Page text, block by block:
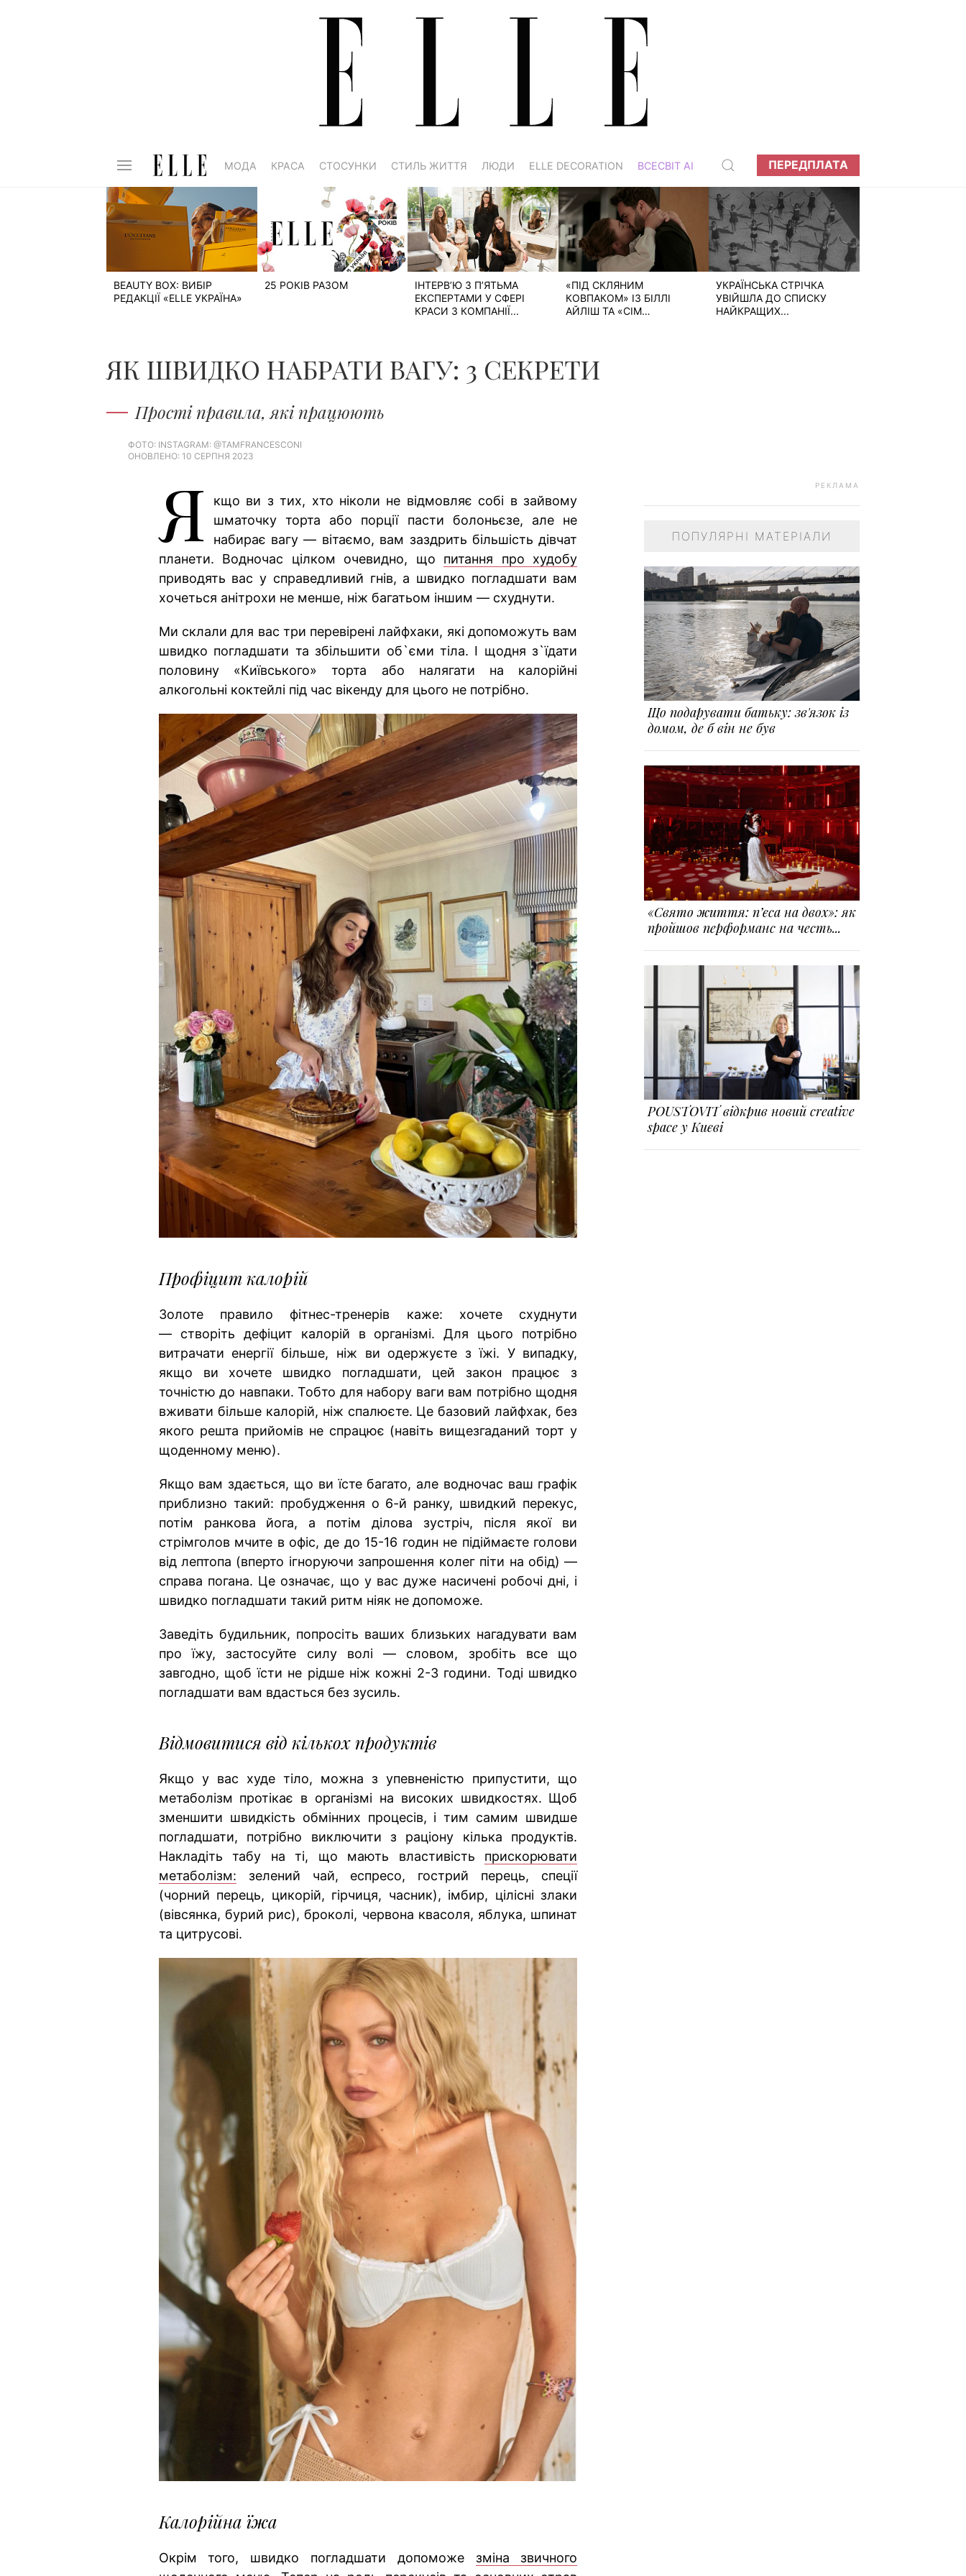
МОДА КРАСА СТОСУНКИ СТИЛЬ ЖИТТЯ ЛЮДИ ELLE DECORATION ВСЕСВІТ АІ ПЕРЕДПЛАТА
BEAUTY BOX: ВИБІР
РЕДАКЦІЇ «ELLE УКРАЇНА»
25 РОКІВ РАЗОМ
ІНТЕРВ’Ю З П’ЯТЬМА
ЕКСПЕРТАМИ У СФЕРІ
КРАСИ З КОМПАНІЇ...
«ПІД СКЛЯНИМ
КОВПАКОМ» ІЗ БІЛЛІ
АЙЛІШ ТА «СІМ
УКРАЇНСЬКА СТРІЧКА
УВІЙШЛА ДО СПИСКУ
НАЙКРАЩИХ...
ЯК ШВИДКО НАБРАТИ ВАГУ: 3 СЕКРЕТИ
Прості правила, які працюють
ФОТО: ​​​​INSTAGRAM: @TAMFRANCESCONI
ОНОВЛЕНО: 10 СЕРПНЯ 2023
Я
кщо ви з тих, хто ніколи не відмовляє собі в зайвому
шматочку торта або порції пасти болоньєзе, але не
набирає вагу — вітаємо, вам заздрить більшість дівчат
планети. Водночас цілком очевидно, що питання про худобу
приводять вас у справедливий гнів, а швидко погладшати вам
хочеться анітрохи не менше, ніж багатьом іншим — схуднути.
Ми склали для вас три перевірені лайфхаки, які допоможуть вам
швидко погладшати та збільшити об`єми тіла. І щодня з`їдати
половину «Київського» торта або налягати на калорійні
алкогольні коктейлі під час вікенду для цього не потрібно.
Профіцит калорій
Золоте правило фітнес-тренерів каже: хочете схуднути
— створіть дефіцит калорій в організмі. Для цього потрібно
витрачати енергії більше, ніж ви одержуєте з їжі. У випадку,
якщо ви хочете швидко погладшати, цей закон працює з
точністю до навпаки. Тобто для набору ваги вам потрібно щодня
вживати більше калорій, ніж спалюєте. Це базовий лайфхак, без
якого решта прийомів не спрацює (навіть вищезгаданий торт у
щоденному меню).
Якщо вам здається, що ви їсте багато, але водночас ваш графік
приблизно такий: пробудження о 6-й ранку, швидкий перекус,
потім ранкова йога, а потім ділова зустріч, після якої ви
стрімголов мчите в офіс, де до 15-16 годин не підіймаєте голови
від лептопа (вперто ігноруючи запрошення колег піти на обід) —
справа погана. Це означає, що у вас дуже насичені робочі дні, і
швидко погладшати такий ритм ніяк не допоможе.
Заведіть будильник, попросіть ваших близьких нагадувати вам
про їжу, застосуйте силу волі — словом, зробіть все що
завгодно, щоб їсти не рідше ніж кожні 2-3 години. Тоді швидко
погладшати вам вдасться без зусиль.
Відмовитися від кількох продуктів
Якщо у вас худе тіло, можна з упевненістю припустити, що
метаболізм протікає в організмі на високих швидкостях. Щоб
зменшити швидкість обмінних процесів, і тим самим швидше
погладшати, потрібно виключити з раціону кілька продуктів.
Накладіть табу на ті, що мають властивість прискорювати
метаболізм: зелений чай, еспресо, гострий перець, спеції
(чорний перець, цикорій, гірчиця, часник), імбир, цілісні злаки
(вівсянка, бурий рис), броколі, червона квасоля, яблука, шпинат
та цитрусові.
Калорійна їжа
Окрім того, швидко погладшати допоможе зміна звичного
РЕКЛАМА
ПОПУЛЯРНІ МАТЕРІАЛИ
Що подарувати батьку: зв'язок із
домом, де б він не був
«Свято життя: п’єса на двох»: як
пройшов перформанс на честь...
POUSTOVIT відкрив новий creative
space у Києві